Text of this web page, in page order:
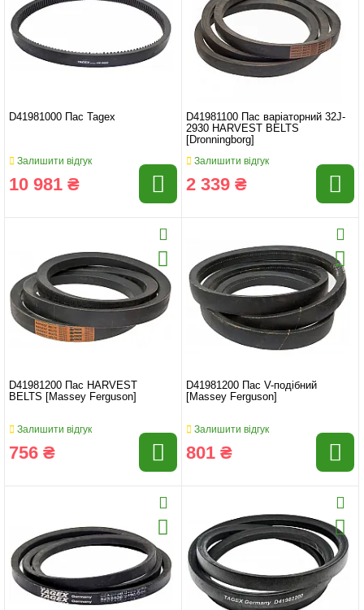
D41981000 Пас Tagex
Залишити відгук
10 981 ₴
D41981100 Пас варіаторний 32J-
2930 HARVEST BELTS
[Dronningborg]
Залишити відгук
2 339 ₴
D41981200 Пас HARVEST
BELTS [Massey Ferguson]
Залишити відгук
756 ₴
D41981200 Пас V-подібний
[Massey Ferguson]
Залишити відгук
801 ₴